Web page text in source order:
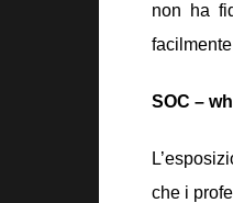
non ha
SOC –
che i